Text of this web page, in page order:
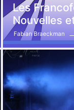
Les
Nouvelles
Fabian Braeckman